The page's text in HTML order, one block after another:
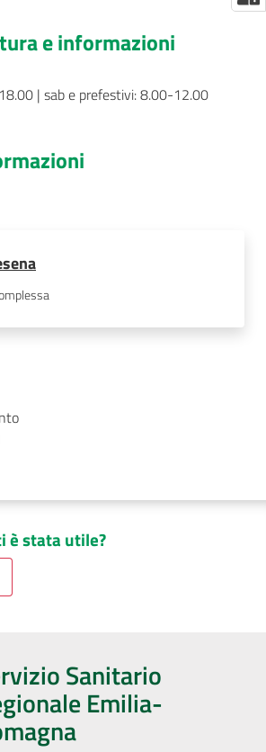
e informazioni
| sab e prefestivi: 8.00-12.00
è stata utile?
Sanitario
Emilia-